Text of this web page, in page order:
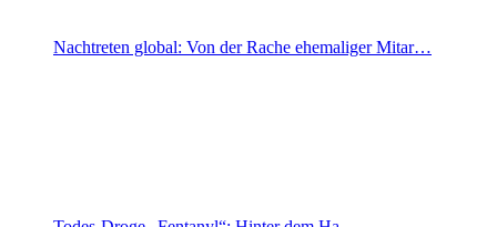
Nachtreten global: Von der Rache ehemaliger Mitar…